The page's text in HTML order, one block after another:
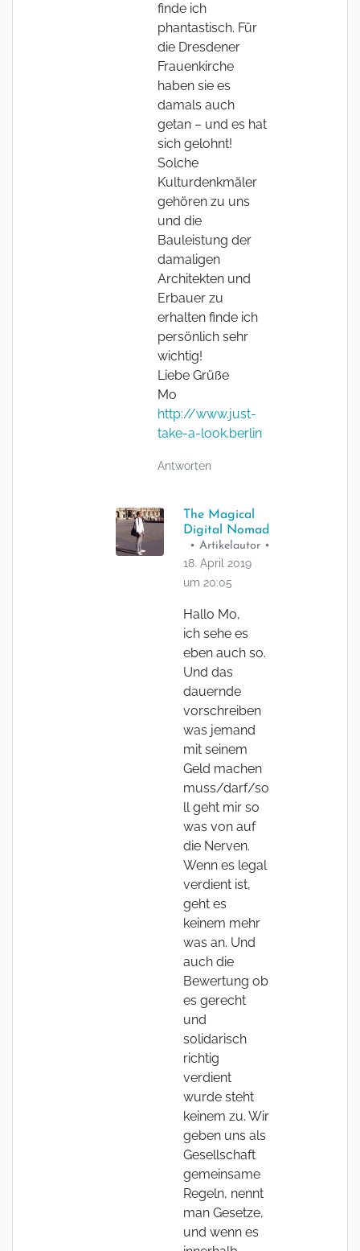
finde ich
phantastisch. Für
die Dresdener
Frauenkirche
haben sie es
damals auch
getan – und es hat
sich gelohnt!
Solche
Kulturdenkmäler
gehören zu uns
und die
Bauleistung der
damaligen
Architekten und
Erbauer zu
erhalten finde ich
persönlich sehr
wichtig!
Liebe Grüße
Mo
http://www.just-
take-a-look.berlin
Antworten
The Magical
Digital Nomad
• Artikelautor •
18. April 2019
um 20:05
Hallo Mo,
ich sehe es
eben auch so.
Und das
dauernde
vorschreiben
was jemand
mit seinem
Geld machen
muss/darf/so
ll geht mir so
was von auf
die Nerven.
Wenn es legal
verdient ist,
geht es
keinem mehr
was an. Und
auch die
Bewertung ob
es gerecht
und
solidarisch
richtig
verdient
wurde steht
keinem zu. Wir
geben uns als
Gesellschaft
gemeinsame
Regeln, nennt
man Gesetze,
und wenn es